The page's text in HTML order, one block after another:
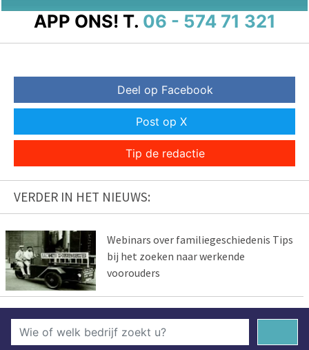
APP ONS! T. 06 - 574 71 321
Deel op Facebook
Post op X
Tip de redactie
VERDER IN HET NIEUWS:
Webinars over familiegeschiedenis Tips
bij het zoeken naar werkende
voorouders